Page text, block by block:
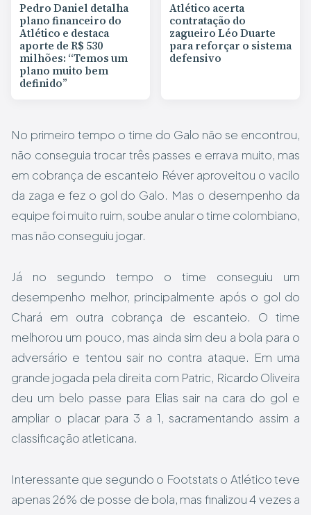
Pedro Daniel detalha
plano financeiro do
Atlético e destaca
aporte de R$ 530
milhões: “Temos um
plano muito bem
definido”
Atlético acerta
contratação do
zagueiro Léo Duarte
para reforçar o sistema
defensivo
No primeiro tempo o time do Galo não se encontrou,
não conseguia trocar três passes e errava muito, mas
em cobrança de escanteio Réver aproveitou o vacilo
da zaga e fez o gol do Galo. Mas o desempenho da
equipe foi muito ruim, soube anular o time colombiano,
mas não conseguiu jogar.
Já no segundo tempo o time conseguiu um
desempenho melhor, principalmente após o gol do
Chará em outra cobrança de escanteio. O time
melhorou um pouco, mas ainda sim deu a bola para o
adversário e tentou sair no contra ataque. Em uma
grande jogada pela direita com Patric, Ricardo Oliveira
deu um belo passe para Elias sair na cara do gol e
ampliar o placar para 3 a 1, sacramentando assim a
classificação atleticana.
Interessante que segundo o Footstats o Atlético teve
apenas 26% de posse de bola, mas finalizou 4 vezes a